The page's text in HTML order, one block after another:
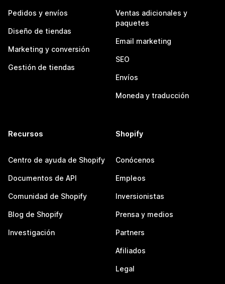
Pedidos y envíos
Diseño de tiendas
Marketing y conversión
Gestión de tiendas
Ventas adicionales y
paquetes
Email marketing
SEO
Envíos
Moneda y traducción
Recursos
Centro de ayuda de Shopify
Documentos de API
Comunidad de Shopify
Blog de Shopify
Investigación
Shopify
Conócenos
Empleos
Inversionistas
Prensa y medios
Partners
Afiliados
Legal